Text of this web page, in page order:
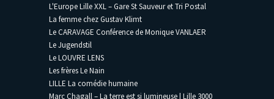
L'Europe Lille XXL – Gare St Sauveur et Tri Postal
La femme chez Gustav Klimt
Le CARAVAGE Conférence de Monique VANLAER
Le Jugendstil
Le LOUVRE LENS
Les frères Le Nain
LILLE La comédie humaine
Marc Chagall – La terre est si lumineuse | Lille 3000